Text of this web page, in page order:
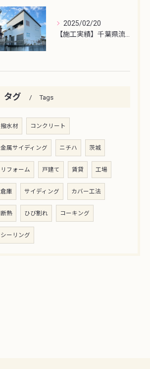
2025/02/20
タグ Tags
撥水材 コンクリート
金属サイディング ニチハ 茨城
リフォーム 戸建て 賃貸 工場
倉庫 サイディング カバー工法
断熱 ひび割れ コーキング
シーリング